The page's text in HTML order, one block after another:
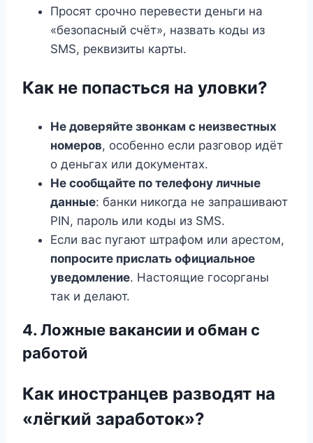
Просят срочно перевести деньги на
«безопасный счёт», назвать коды из
SMS, реквизиты карты.
Как не попасться на уловки?
Не доверяйте звонкам с неизвестных
номеров, особенно если разговор идёт
о деньгах или документах.
Не сообщайте по телефону личные
данные: банки никогда не запрашивают
PIN, пароль или коды из SMS.
Если вас пугают штрафом или арестом,
попросите прислать официальное
уведомление. Настоящие госорганы
так и делают.
4. Ложные вакансии и обман с
работой
Как иностранцев разводят на
«лёгкий заработок»?